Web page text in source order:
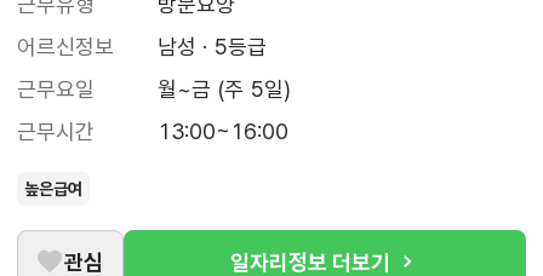
어르신정보
남성 · 5등급
근무요일
월~금 (주 5일)
근무시간
13:00~16:00
높은급여
관심 일자리정보 더보기